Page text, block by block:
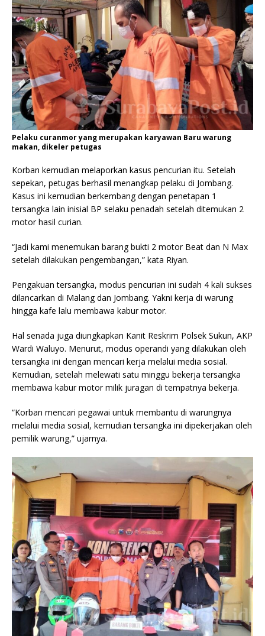
Pelaku curanmor yang merupakan karyawan Baru warung
makan, dikeler petugas
Korban kemudian melaporkan kasus pencurian itu. Setelah
sepekan, petugas berhasil menangkap pelaku di Jombang.
Kasus ini kemudian berkembang dengan penetapan 1
tersangka lain inisial BP selaku penadah setelah ditemukan 2
motor hasil curian.
“Jadi kami menemukan barang bukti 2 motor Beat dan N Max
setelah dilakukan pengembangan,” kata Riyan.
Pengakuan tersangka, modus pencurian ini sudah 4 kali sukses
dilancarkan di Malang dan Jombang. Yakni kerja di warung
hingga kafe lalu membawa kabur motor.
Hal senada juga diungkapkan Kanit Reskrim Polsek Sukun, AKP
Wardi Waluyo. Menurut, modus operandi yang dilakukan oleh
tersangka ini dengan mencari kerja melalui media sosial.
Kemudian, setelah melewati satu minggu bekerja tersangka
membawa kabur motor milik juragan di tempatnya bekerja.
“Korban mencari pegawai untuk membantu di warungnya
melalui media sosial, kemudian tersangka ini dipekerjakan oleh
pemilik warung,” ujarnya.